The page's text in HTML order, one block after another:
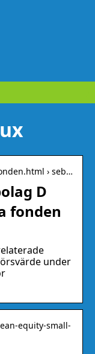
› seb…
D
fonden
under
equity-small-